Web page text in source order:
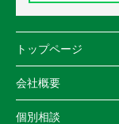
トップページ
会社概要
個別相談